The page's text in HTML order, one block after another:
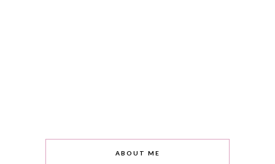
ABOUT ME